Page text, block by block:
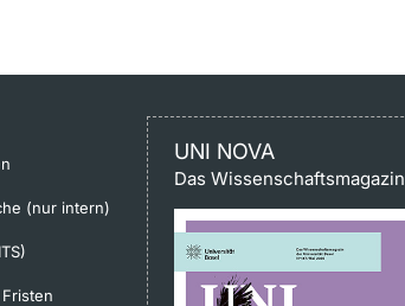
(nur intern)
UNI NOVA
Das Wissenschaftsmagazin